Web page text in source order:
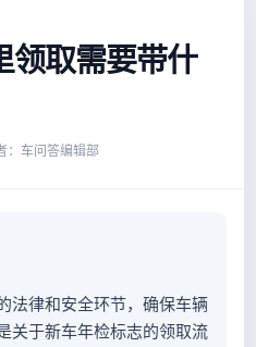
领取需要带什
：车问答编辑部
法律和安全环节，确保车辆
关于新车年检标志的领取流